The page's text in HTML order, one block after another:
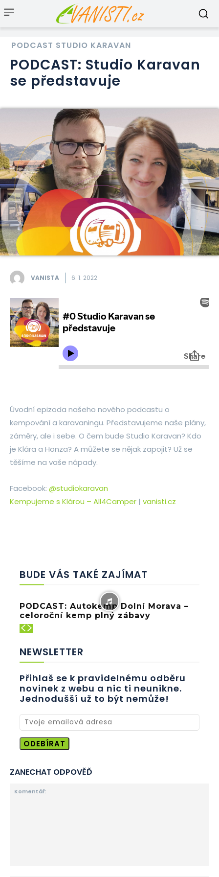
PODCAST STUDIO KARAVAN
PODCAST: Studio Karavan
se představuje
VANISTA 6. 1. 2022
Úvodní epizoda našeho nového podcastu o
kempování a karavaningu. Představujeme naše plány,
záměry, ale i sebe. O čem bude Studio Karavan? Kdo
je Klára a Honza? A můžete se nějak zapojit? Už se
těšíme na vaše nápady.
Facebook: @studiokaravan
Kempujeme s Klárou – All4Camper | vanisti.cz
BUDE VÁS TAKÉ ZAJÍMAT
PODCAST: Autokemp Dolní Morava –
celoroční kemp plný zábavy
NEWSLETTER
Přihlaš se k pravidelnému odběru
novinek z webu a nic ti neunikne.
Jednodušší už to být nemůže!
ODEBÍRAT
ZANECHAT ODPOVĚĎ